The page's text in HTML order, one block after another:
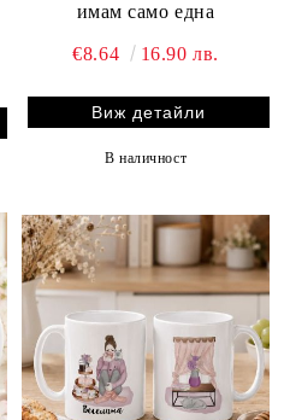
имам само една
€8.64 16.90 лв.
Виж детайли
В наличност